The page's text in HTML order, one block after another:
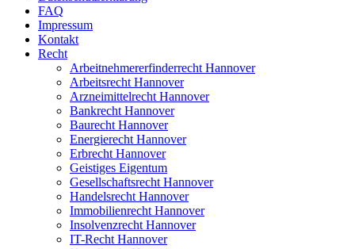
FAQ
Impressum
Kontakt
Recht
Arbeitnehmererfinderrecht Hannover
Arbeitsrecht Hannover
Arzneimittelrecht Hannover
Bankrecht Hannover
Baurecht Hannover
Energierecht Hannover
Erbrecht Hannover
Geistiges Eigentum
Gesellschaftsrecht Hannover
Handelsrecht Hannover
Immobilienrecht Hannover
Insolvenzrecht Hannover
IT-Recht Hannover